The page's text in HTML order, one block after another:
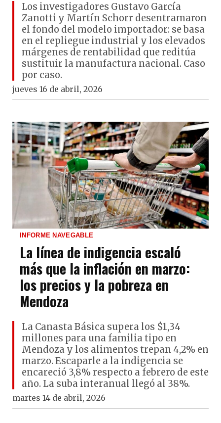
Los investigadores Gustavo García
Zanotti y Martín Schorr desentramaron
el fondo del modelo importador: se basa
en el repliegue industrial y los elevados
márgenes de rentabilidad que reditúa
sustituir la manufactura nacional. Caso
por caso.
jueves 16 de abril, 2026
INFORME NAVEGABLE
La línea de indigencia escaló
más que la inflación en marzo:
los precios y la pobreza en
Mendoza
La Canasta Básica supera los $1,34
millones para una familia tipo en
Mendoza y los alimentos trepan 4,2% en
marzo. Escaparle a la indigencia se
encareció 3,8% respecto a febrero de este
año. La suba interanual llegó al 38%.
martes 14 de abril, 2026